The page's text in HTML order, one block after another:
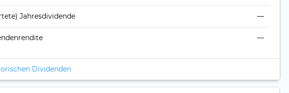
Jahresdividende —
—
Dividenden